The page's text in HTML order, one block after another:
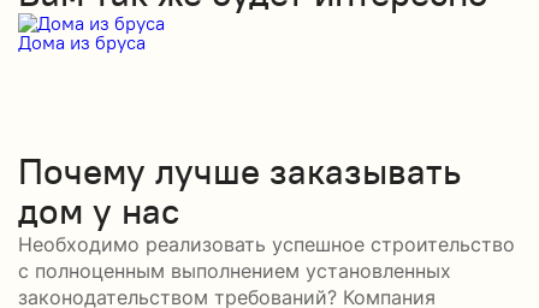
Дома из бруса
Почему лучше заказывать
дом у нас
Необходимо реализовать успешное строительство
с полноценным выполнением установленных
законодательством требований? Компания